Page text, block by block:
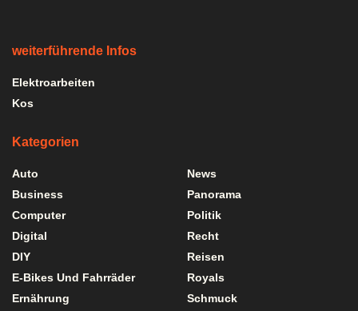
weiterführende Infos
Elektroarbeiten
Kos
Kategorien
Auto
Business
Computer
Digital
DIY
E-Bikes Und Fahrräder
Ernährung
News
Panorama
Politik
Recht
Reisen
Royals
Schmuck